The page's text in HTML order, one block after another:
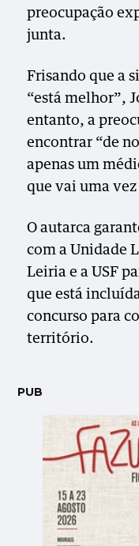
preocupação
junta.
Frisando que a
“está melhor”,
entanto, a
encontrar “de
apenas um
que vai uma
O autarca
com a Unidade
Leiria e a USF
que está
concurso para
território.
PUB